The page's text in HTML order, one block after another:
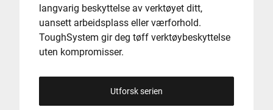
langvarig beskyttelse av verktøyet ditt,
uansett arbeidsplass eller værforhold.
ToughSystem gir deg tøff verktøybeskyttelse
uten kompromisser.
Utforsk serien